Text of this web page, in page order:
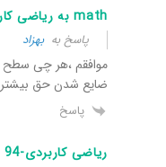
math به ریاضی کاربردی
پاسخ بهبهزاد
موافقم ،هر چی سطح
ضایع شدن حق بیشتر
پاسخ
ریاضی کاربردی-94